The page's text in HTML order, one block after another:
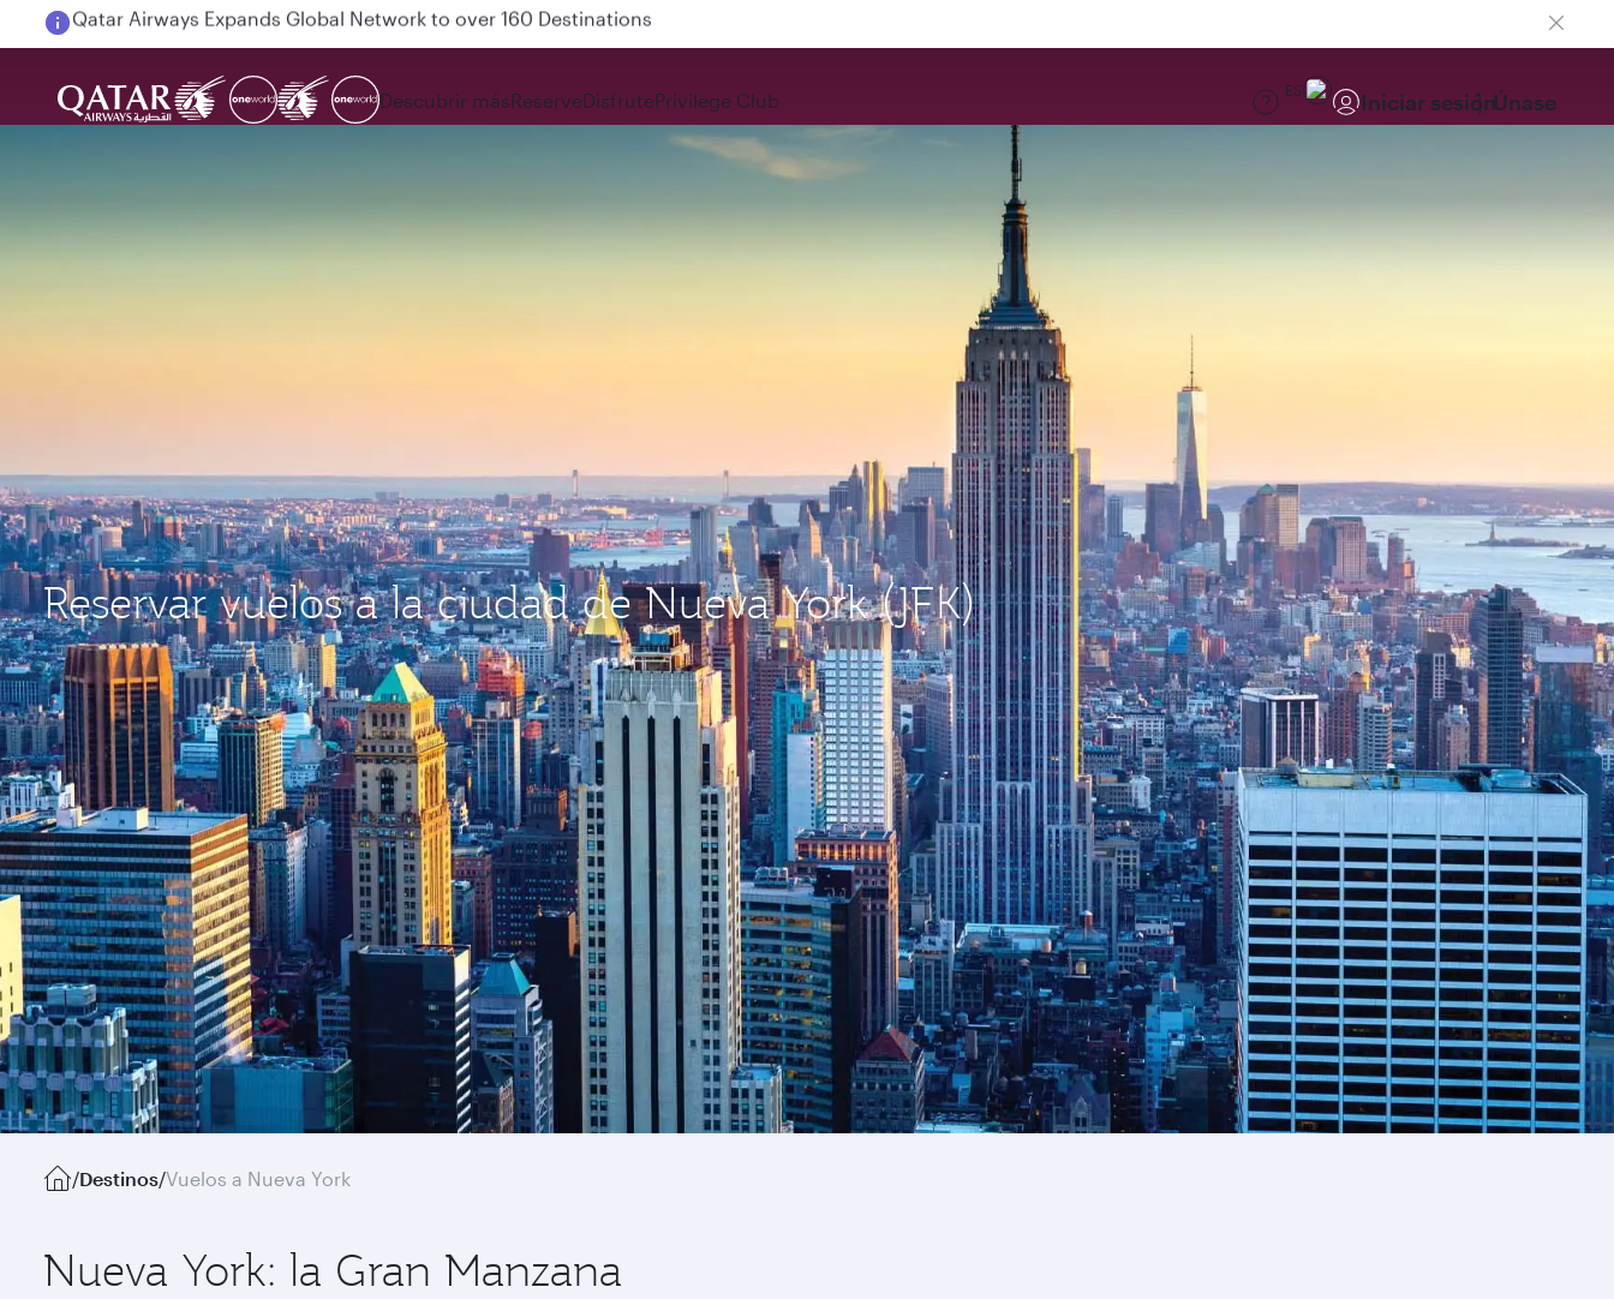
Passengers flying between Doha and Auckland on QR914 and QR915
Descubrir másReserveDisfrutePrivilege Club ES Iniciar sesiónÚnase
Reservar vuelos a la ciudad de Nueva York (JFK)
/Destinos/Vuelos a Nueva York
Nueva York: la Gran Manzana